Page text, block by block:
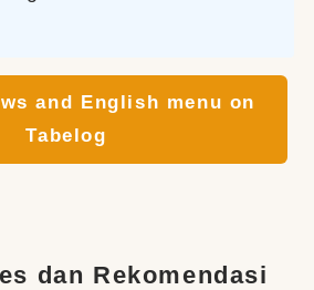
and English menu on
Tabelog
dan Rekomendasi